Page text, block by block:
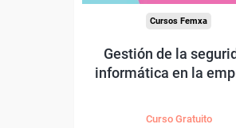
Cursos Femxa
Gestión de la
informática en la
Curso Gratuito